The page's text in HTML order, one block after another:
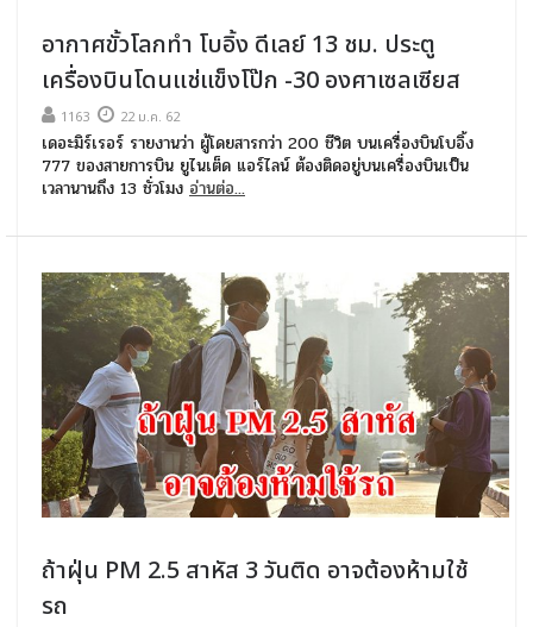
อากาศขั้วโลกทำ โบอิ้ง ดีเลย์ 13 ชม. ประตู
เครื่องบินโดนแช่แข็งโป๊ก -30 องศาเซลเซียส
1163 22 ม.ค. 62
เดอะมิร์เรอร์ รายงานว่า ผู้โดยสารกว่า 200 ชีวิต บนเครื่องบินโบอิ้ง
777 ของสายการบิน ยูไนเต็ด แอร์ไลน์ ต้องติดอยู่บนเครื่องบินเป็น
เวลานานถึง 13 ชั่วโมง อ่านต่อ...
ถ้าฝุ่น PM 2.5 สาหัส 3 วันติด อาจต้องห้ามใช้
รถ